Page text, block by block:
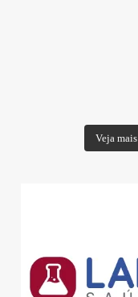
Veja mais